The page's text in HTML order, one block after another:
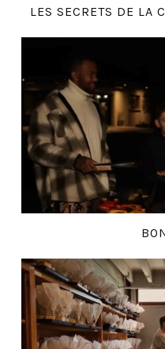
LES SECRETS DE LA